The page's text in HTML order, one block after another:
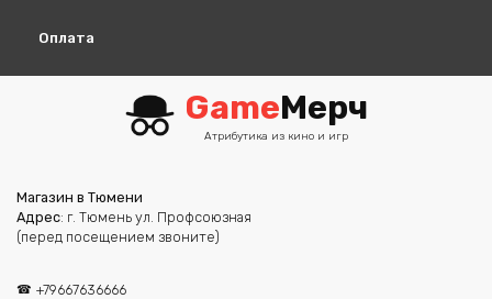
Оплата
GameМерч
Атрибутика из кино и игр
Магазин в Тюмени
Адрес: г. Тюмень ул. Профсоюзная
(перед посещением звоните)
+79667636666